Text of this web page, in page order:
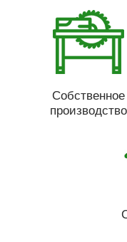
Собственное
производство